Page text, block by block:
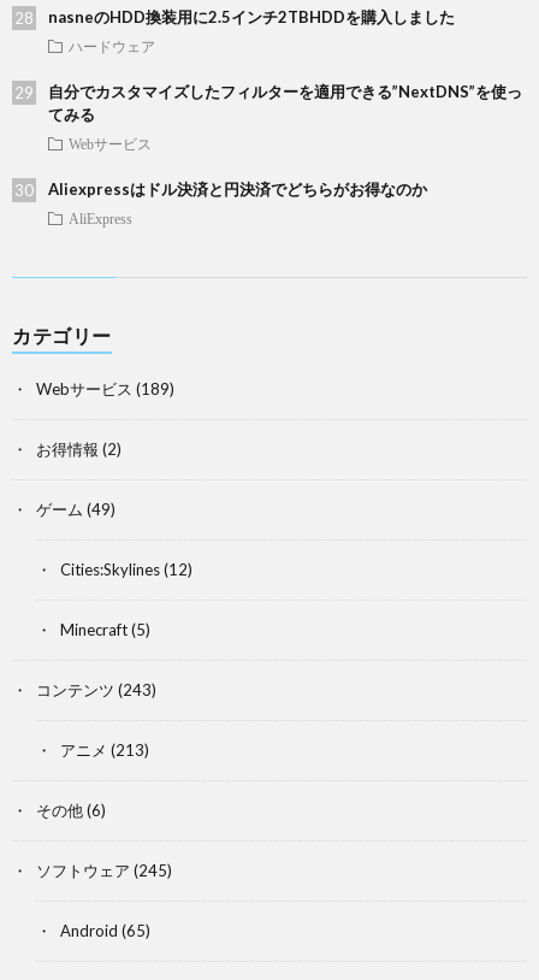
nasneのHDD換装用に2.5インチ2TBHDDを購入しました
ハードウェア
自分でカスタマイズしたフィルターを適用できる”NextDNS”を使っ
てみる
Webサービス
Aliexpressはドル決済と円決済でどちらがお得なのか
AliExpress
カテゴリー
Webサービス (189)
お得情報 (2)
ゲーム (49)
Cities:Skylines(12)
Minecraft(5)
コンテンツ (243)
アニメ (213)
その他(6)
ソフトウェア (245)
Android (65)